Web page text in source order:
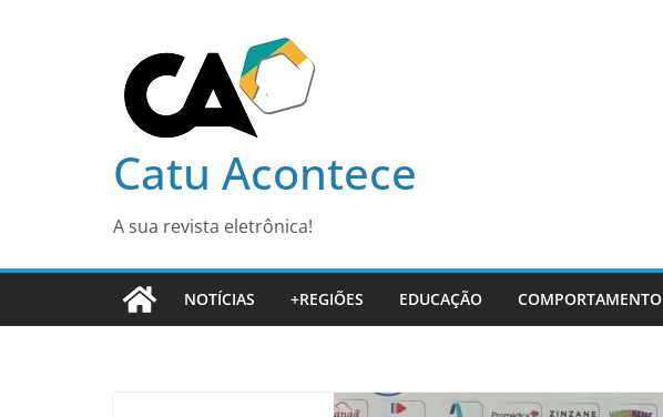
Catu Acontece
A sua revista eletrônica!
NOTÍCIAS +REGIÕES EDUCAÇÃO COMPORTAMENTO